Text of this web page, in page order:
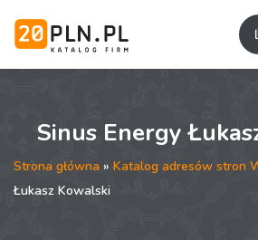
Sinus Energy
Strona główna » Katalog adresów stron
Łukasz Kowalski